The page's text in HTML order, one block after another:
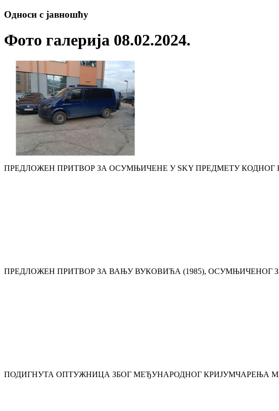
Односи с јавношћу
Фото галерија 08.02.2024.
ПРЕДЛОЖЕН ПРИТВОР ЗА ОСУМЊИЧЕНЕ У SKY ПРЕДМЕТУ КОДНОГ
ПРЕДЛОЖЕН ПРИТВОР ЗА ВАЊУ ВУКОВИЋА (1985), ОСУМЊИЧЕНОГ
ПОДИГНУТА ОПТУЖНИЦА ЗБОГ МЕЂУНАРОДНОГ КРИЈУМЧАРЕЊА